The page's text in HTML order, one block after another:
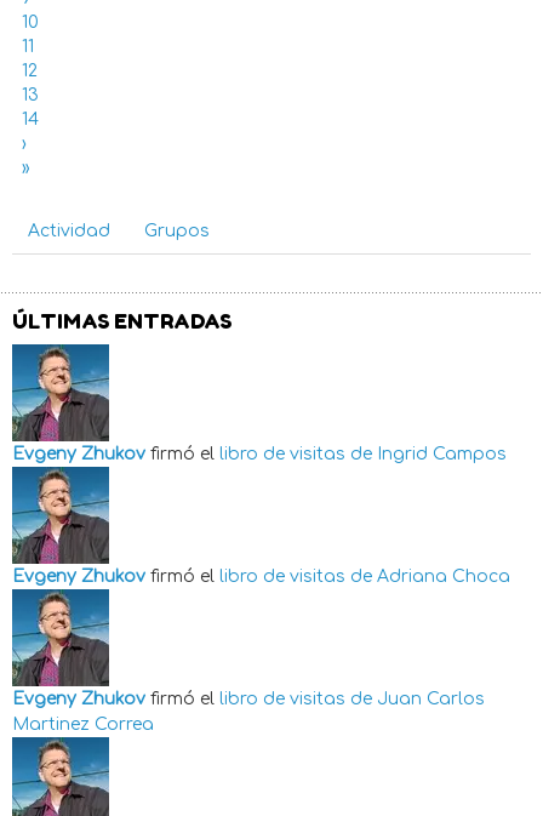
10
11
12
13
14
›
»
Actividad Grupos
ÚLTIMAS ENTRADAS
Evgeny Zhukov firmó el libro de visitas de Ingrid Campos
Evgeny Zhukov firmó el libro de visitas de Adriana Choca
Evgeny Zhukov firmó el libro de visitas de Juan Carlos
Martinez Correa